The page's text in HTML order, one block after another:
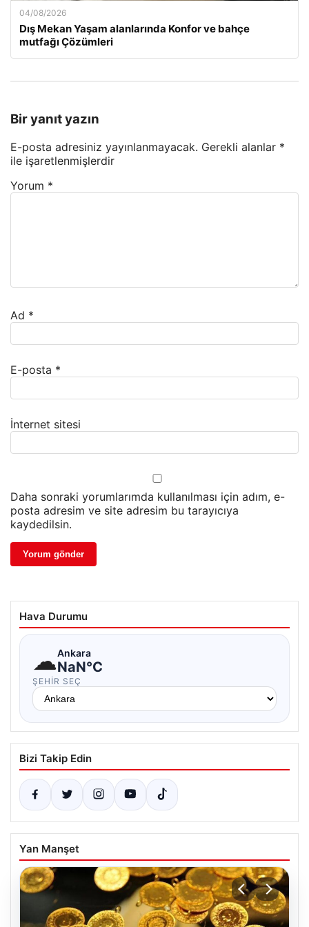
04/08/2026
Dış Mekan Yaşam alanlarında Konfor ve bahçe
mutfağı Çözümleri
Bir yanıt yazın
E-posta adresiniz yayınlanmayacak. Gerekli alanlar *
ile işaretlenmişlerdir
Yorum *
Ad *
E-posta *
İnternet sitesi
Daha sonraki yorumlarımda kullanılması için adım, e-
posta adresim ve site adresim bu tarayıcıya
kaydedilsin.
Hava Durumu
☁Ankara
NaN°C
ŞEHIR SEÇ
Bizi Takip Edin
Yan Manşet